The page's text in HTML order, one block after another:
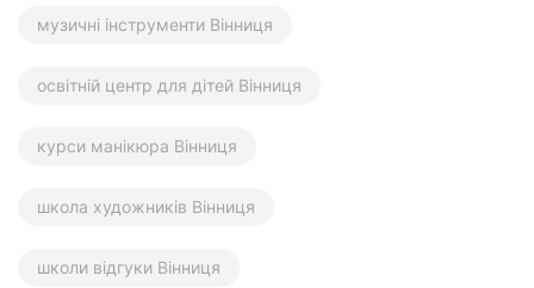
музичні інструменти Вінниця
освітній центр для дітей Вінниця
курси манікюра Вінниця
школа художників Вінниця
школи відгуки Вінниця